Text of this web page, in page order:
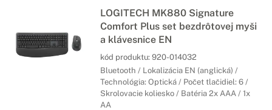
LOGITECH MK880 Signature
Comfort Plus set bezdrôtovej myši
a klávesnice EN
kód produktu: 920-014032
Bluetooth / Lokalizácia EN (anglická) /
Technológia: Optická / Počet tlačidiel: 6 /
Skrolovacie koliesko / Batéria 2x AAA / 1x
AA